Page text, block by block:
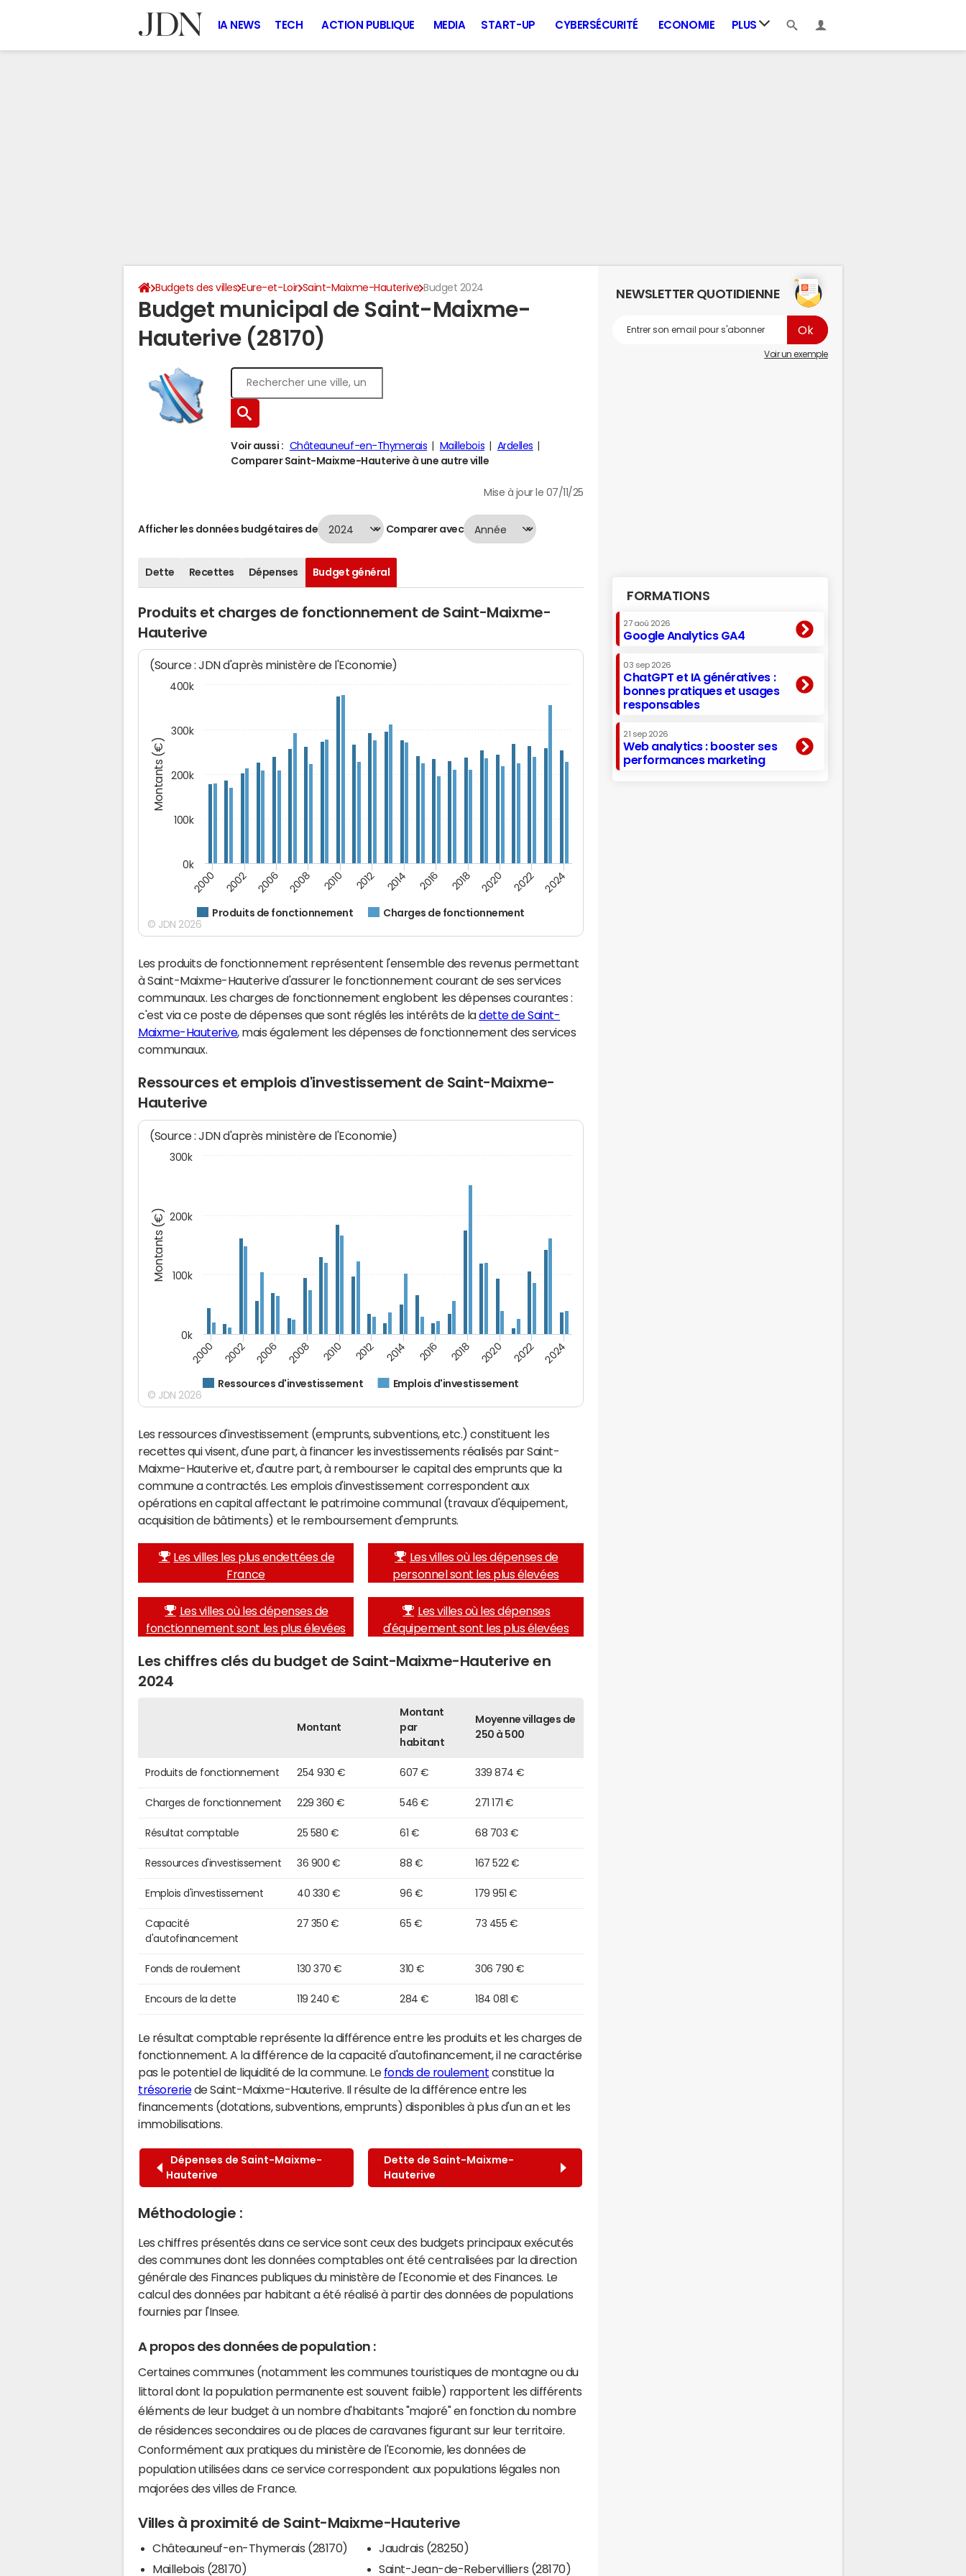
IA NEWS TECH ACTION PUBLIQUE MEDIA START-UP CYBERSÉCURITÉ ECONOMIE PLUS
Budgets des villes Eure-et-Loir Saint-Maixme-Hauterive Budget 2024
Budget municipal de Saint-Maixme-
Hauterive (28170)
Voir aussi : Châteauneuf-en-Thymerais Maillebois
Ardelles
Comparer Saint-Maixme-Hauterive à une autre ville
Mise à jour le 07/11/25
Afficher les données budgétaires de Comparer avec
Dette Recettes Dépenses Budget général
Produits et charges de fonctionnement de Saint-Maixme-
Hauterive
Montants (€)
(Source : JDN d'après ministère de l'Economie)
Produits de fonctionnement Charges de fonctionnement
2000 2002 2006 2008 2010 2012 2014 2016 2018 2020 2022 2024
0k
100k
200k
300k
400k
© JDN 2026
Les produits de fonctionnement représentent l'ensemble des revenus permettant
à Saint-Maixme-Hauterive d'assurer le fonctionnement courant de ses services
communaux. Les charges de fonctionnement englobent les dépenses courantes :
c'est via ce poste de dépenses que sont réglés les intérêts de ladette de Saint-
Maixme-Hauterive, mais également les dépenses de fonctionnement des services
communaux.
Ressources et emplois d'investissement de Saint-Maixme-
Hauterive
Montants (€)
(Source : JDN d'après ministère de l'Economie)
Ressources d'investissement Emplois d'investissement
2000 2002 2006 2008 2010 2012 2014 2016 2018 2020 2022 2024
0k
100k
200k
300k
© JDN 2026
Les ressources d'investissement (emprunts, subventions, etc.) constituent les
recettes qui visent, d'une part, à financer les investissements réalisés par Saint-
Maixme-Hauterive et, d'autre part, à rembourser le capital des emprunts que la
commune a contractés. Les emplois d'investissement correspondent aux
opérations en capital affectant le patrimoine communal (travaux d'équipement,
acquisition de bâtiments) et le remboursement d'emprunts.
Les villes les plus endettées de
France
Les villes où les dépenses de
personnel sont les plus élevées
Les villes où les dépenses de
fonctionnement sont les plus élevées
Les villes où les dépenses
d'équipement sont les plus élevées
Les chiffres clés du budget de Saint-Maixme-Hauterive en
2024
Montant
Montant
par
habitant
Moyenne villages de
250 à 500
Produits de fonctionnement 254 930 € 607 € 339 874 €
Charges de fonctionnement 229 360 € 546 € 271 171 €
Résultat comptable 25 580 € 61 € 68 703 €
Ressources d'investissement 36 900 € 88 € 167 522 €
Emplois d'investissement 40 330 € 96 € 179 951 €
Capacité
d'autofinancement
27 350 € 65 € 73 455 €
Fonds de roulement 130 370 € 310 € 306 790 €
Encours de la dette 119 240 € 284 € 184 081 €
Le résultat comptable représente la différence entre les produits et les charges de
fonctionnement. A la différence de la capacité d'autofinancement, il ne caractérise
pas le potentiel de liquidité de la commune. Le fonds de roulement constitue la
trésoreriede Saint-Maixme-Hauterive. Il résulte de la différence entre les
financements (dotations, subventions, emprunts) disponibles à plus d'un an et les
immobilisations.
Dépenses de Saint-Maixme-
Hauterive
Dette de Saint-Maixme-
Hauterive
Méthodologie :
Les chiffres présentés dans ce service sont ceux des budgets principaux exécutés
des communes dont les données comptables ont été centralisées par la direction
générale des Finances publiques du ministère de l'Economie et des Finances. Le
calcul des données par habitant a été réalisé à partir des données de populations
fournies par l'Insee.
A propos des données de population :
Certaines communes (notamment les communes touristiques de montagne ou du
littoral dont la population permanente est souvent faible) rapportent les différents
éléments de leur budget à un nombre d'habitants "majoré" en fonction du nombre
de résidences secondaires ou de places de caravanes figurant sur leur territoire.
Conformément aux pratiques du ministère de l'Economie, les données de
population utilisées dans ce service correspondent aux populations légales non
majorées des villes de France.
Villes à proximité de Saint-Maixme-Hauterive
Châteauneuf-en-Thymerais (28170)
Maillebois (28170)
Jaudrais (28250)
Saint-Jean-de-Rebervilliers (28170)
NEWSLETTER QUOTIDIENNE
Voir un exemple
FORMATIONS
27 aoû 2026
Google Analytics GA4
03 sep 2026
ChatGPT et IA génératives :
bonnes pratiques et usages
responsables
21 sep 2026
Web analytics : booster ses
performances marketing